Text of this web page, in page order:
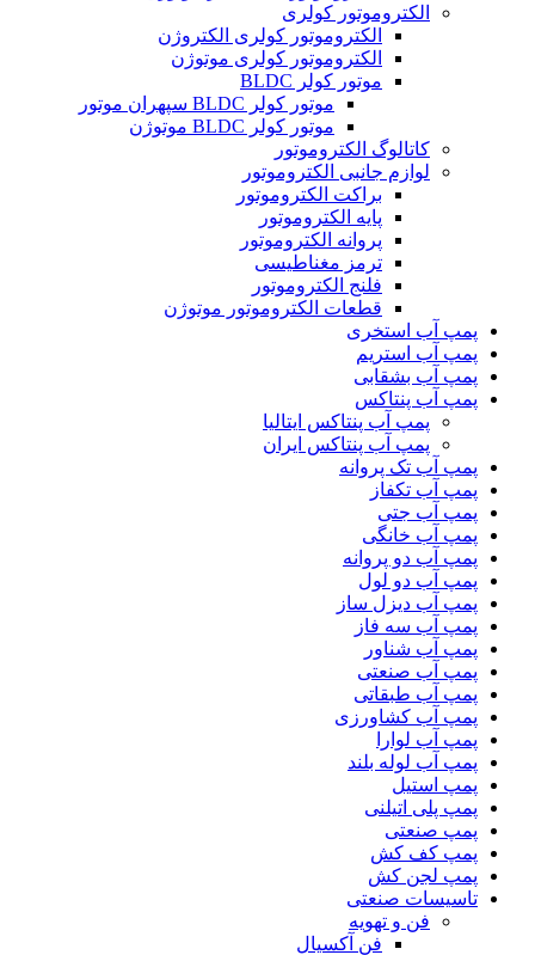
الکتروموتور کولری
الکتروموتور کولری الکتروژن
الکتروموتور کولری موتوژن
موتور کولر BLDC
موتور کولر BLDC سپهران موتور
موتور کولر BLDC موتوژن
کاتالوگ الکتروموتور
لوازم جانبی الکتروموتور
براکت الکتروموتور
پایه الکتروموتور
پروانه الکتروموتور
ترمز مغناطیسی
فلنج الکتروموتور
قطعات الکتروموتور موتوژن
پمپ آب استخری
پمپ آب استریم
پمپ آب بشقابی
پمپ آب پنتاکس
پمپ آب پنتاکس ایتالیا
پمپ آب پنتاکس ایران
پمپ آب تک پروانه
پمپ آب تکفاز
پمپ آب جتی
پمپ آب خانگی
پمپ آب دو پروانه
پمپ آب دو لول
پمپ آب دیزل ساز
پمپ آب سه فاز
پمپ آب شناور
پمپ آب صنعتی
پمپ آب طبقاتی
پمپ آب کشاورزی
پمپ آب لوارا
پمپ آب لوله بلند
پمپ استیل
پمپ پلی اتیلنی
پمپ صنعتی
پمپ کف کش
پمپ لجن کش
تاسیسات صنعتی
فن و تهویه
فن آکسیال